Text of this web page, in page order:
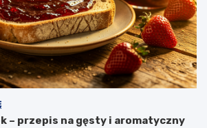
– przepis na gęsty i aromatyczny